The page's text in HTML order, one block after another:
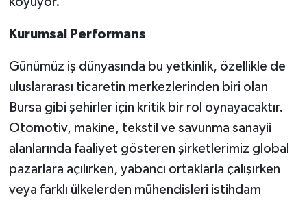
Kurumsal Performans
Günümüz iş dünyasında bu yetkinlik, özellikle de
uluslararası ticaretin merkezlerinden biri olan
Bursa gibi şehirler için kritik bir rol oynayacaktır.
Otomotiv, makine, tekstil ve savunma sanayii
alanlarında faaliyet gösteren şirketlerimiz global
pazarlara açılırken, yabancı ortaklarla çalışırken
veya farklı ülkelerden mühendisleri istihdam